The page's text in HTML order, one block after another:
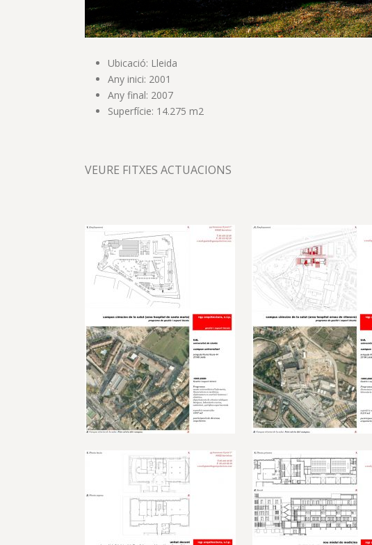
Ubicació: Lleida
Any inici: 2001
Any final: 2007
Superfície: 14.275 m2
VEURE FITXES ACTUACIONS